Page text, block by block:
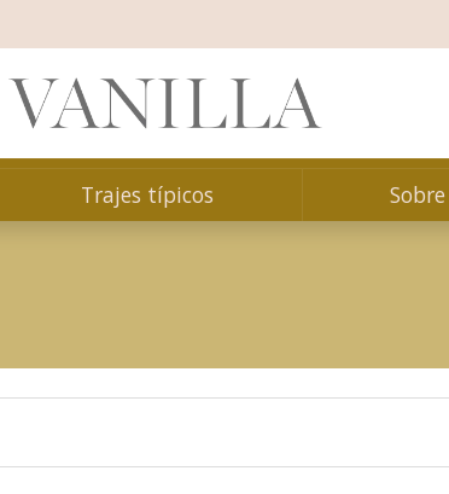
Trajes típicos